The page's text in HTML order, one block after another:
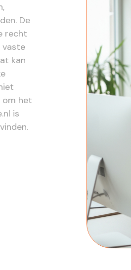
De
recht
vaste
kan
om het
is